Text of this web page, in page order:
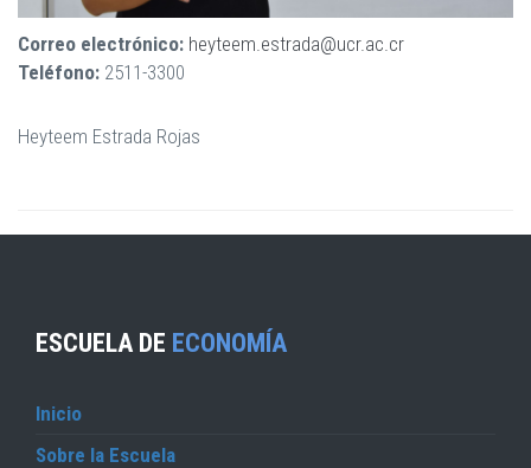
Correo electrónico: heyteem.estrada@ucr.ac.cr
Teléfono: 2511-3300
Heyteem Estrada Rojas
ESCUELA DE ECONOMÍA
Inicio
Sobre la Escuela